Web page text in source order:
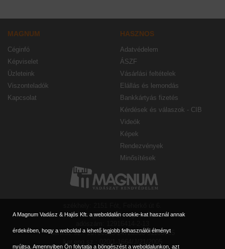
MAGNUM
Céginfó
Képviselet
Üzleteink
Viszonteladók
Kapcsolat
HASZNOS
Adatvédelem
ÁSZF
Vásárlási feltételek
Elállás és lemondás
Bankkártyás fizetés
Kérdések és válaszok - CIB
Videók
Képek
Rendezvények
Minősítések
e-mail: magnumbp@magnum90.hu
banksz.sz.: 10700323-24728308-51100005
ker.eng.sz.: 020/1-1664/J/21/2005
A Magnum Vadász & Hajós Kft. a weboldalán cookie-kat használ annak
érdekében, hogy a weboldal a lehető legjobb felhasználói élményt
nyújtsa. Amennyiben Ön folytatja a böngészést a weboldalunkon, azt